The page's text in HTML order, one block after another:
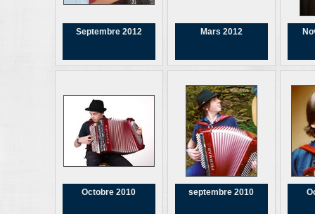
Septembre 2012 Mars 2012
Octobre 2010 septembre 2010